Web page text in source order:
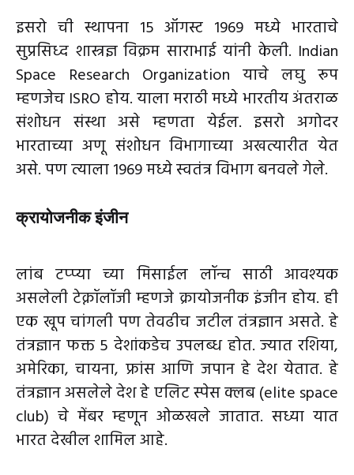
इसरो ची स्थापना 15 ऑगस्ट 1969 मध्ये भारताचे
सुप्रसिध्द शास्त्रज्ञ विक्रम साराभाई यांनी केली. Indian
Space Research Organization याचे लघु रूप
म्हणजेच ISRO होय. याला मराठी मध्ये भारतीय अंतराळ
संशोधन संस्था असे म्हणता येईल. इसरो अगोदर
भारताच्या अणू संशोधन विभागाच्या अखत्यारीत येत
असे. पण त्याला 1969 मध्ये स्वतंत्र विभाग बनवले गेले.
क्रायोजनीक इंजीन
लांब टप्प्या च्या मिसाईल लॉन्च साठी आवश्यक
असलेली टेक्नॉलॉजी म्हणजे क्रायोजनीक इंजीन होय. ही
एक खूप चांगली पण तेवढीच जटील तंत्रज्ञान असते. हे
तंत्रज्ञान फक्त 5 देशांकडेच उपलब्ध होत. ज्यात रशिया,
अमेरिका, चायना, फ्रांस आणि जपान हे देश येतात. हे
तंत्रज्ञान असलेले देश हे एलिट स्पेस क्लब (elite space
club) चे मेंबर म्हणून ओळखले जातात. सध्या यात
भारत देखील शामिल आहे.